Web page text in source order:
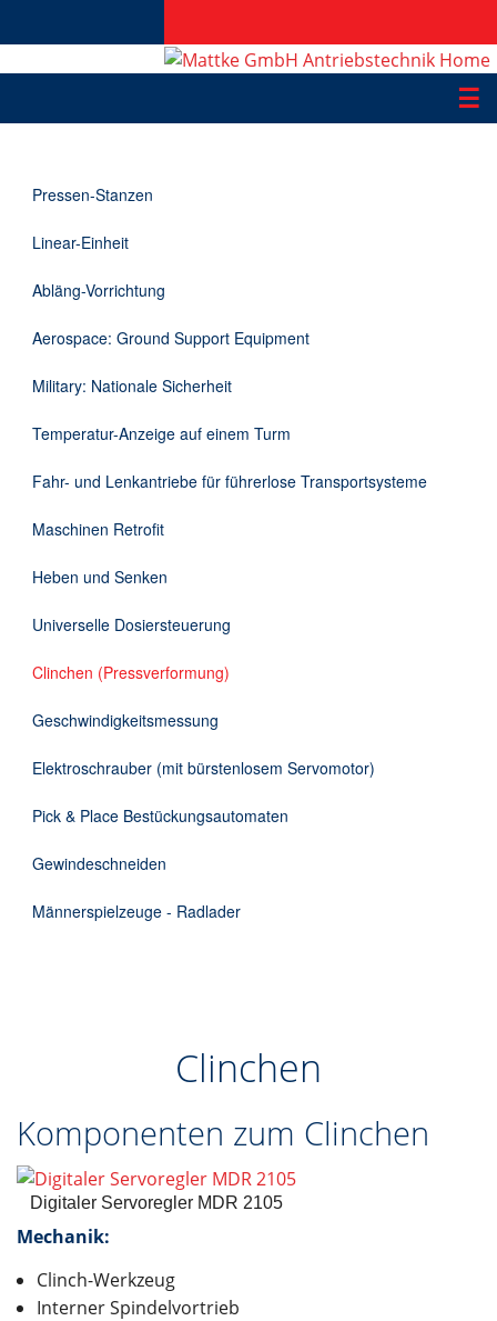
☰
Applikationen
Informationen
Downloads
Kontakt
Pressen-Stanzen
Linear-Einheit
Abläng-Vorrichtung
Aerospace: Ground Support Equipment
Military: Nationale Sicherheit
Temperatur-Anzeige auf einem Turm
Fahr- und Lenkantriebe für führerlose Transportsysteme
Maschinen Retrofit
Heben und Senken
Universelle Dosiersteuerung
Clinchen (Pressverformung)
Geschwindigkeitsmessung
Elektroschrauber (mit bürstenlosem Servomotor)
Pick & Place Bestückungsautomaten
Gewindeschneiden
Männerspielzeuge - Radlader
Clinchen
Komponenten zum Clinchen
Digitaler Servoregler MDR 2105
Mechanik:
Clinch-Werkzeug
Interner Spindelvortrieb